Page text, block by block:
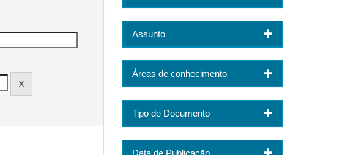
Assunto
Áreas de conhecimento
Tipo de Documento
Data de Publicação